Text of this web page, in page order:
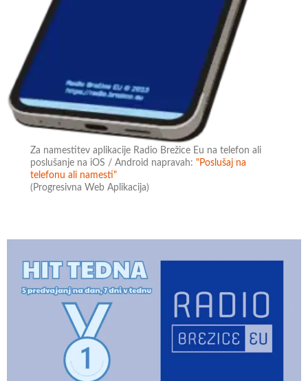
Za namestitev aplikacije Radio Brežice Eu na telefon ali
poslušanje na iOS / Android napravah:"Poslušaj na
telefonu ali namesti"
(Progresivna Web Aplikacija)